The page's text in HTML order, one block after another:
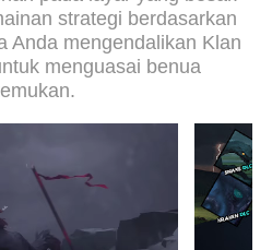
untuk memainkan
bersama
pemetaan kunci preset
Northgard sebagai
Anda untuk memainkan 2
perangkat yang sama.Dan
emulasi eksklusif kami bisa
PC Anda, membuat
strategi berdasarkan
Anda mengendalikan Klan
menguasai benua